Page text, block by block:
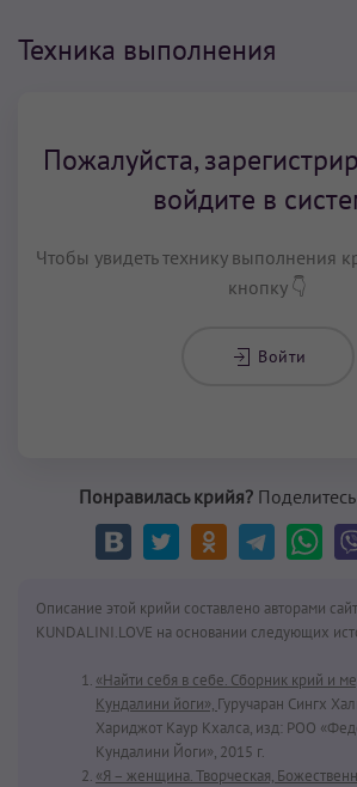
Техника выполнения
Пожалуйста,
войдите в
Чтобы увидеть технику выполнения
кнопку 👇
Войти
Понравилась крийя?
Описание этой крийи составлено авторами
KUNDALINI.LOVE на основании следующих
«Найти себя в себе. Сборник крий и
Кундалини йоги», Гуручаран Сингх
Хариджот Каур Кхалса, изд: РОО
Кундалини Йоги», 2015 г.
«Я – женщина. Творческая,